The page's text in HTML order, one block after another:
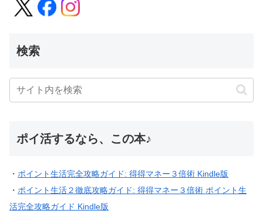
検索
ポイ活するなら、この本♪
・ ポイント生活完全攻略ガイド: 得得マネー３倍術 Kindle版
・ ポイント生活２徹底攻略ガイド: 得得マネー３倍術 ポイント生
活完全攻略ガイド Kindle版